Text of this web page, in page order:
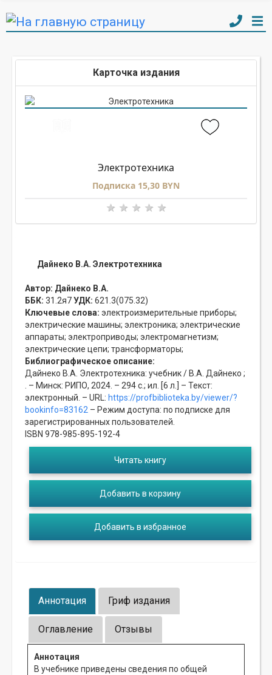
Карточка издания
Электротехника
Подписка 15,30 BYN
Дайнеко В.А. Электротехника
Автор: Дайнеко В.А.
ББК: 31.2я7УДК: 621.3(075.32)
Ключевые слова: электроизмерительные приборы;
электрические машины; электроника; электрические
аппараты; электроприводы; электромагнетизм;
электрические цепи; трансформаторы;
Библиографическое описание:
Дайнеко В.А. Электротехника: учебник / В.А. Дайнеко ;
. – Минск: РИПО, 2024. – 294 с.; ил. [6 л.] – Текст:
электронный. – URL: https://profbiblioteka.by/viewer/?
bookinfo=83162 – Режим доступа: по подписке для
зарегистрированных пользователей.
ISBN 978-985-895-192-4
Читать книгу
Добавить в корзину
Добавить в избранное
Аннотация Гриф издания
Оглавление Отзывы
Аннотация
В учебнике приведены сведения по общей